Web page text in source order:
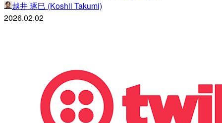
越井 琢巳 (Koshii Takumi)
2026.02.02